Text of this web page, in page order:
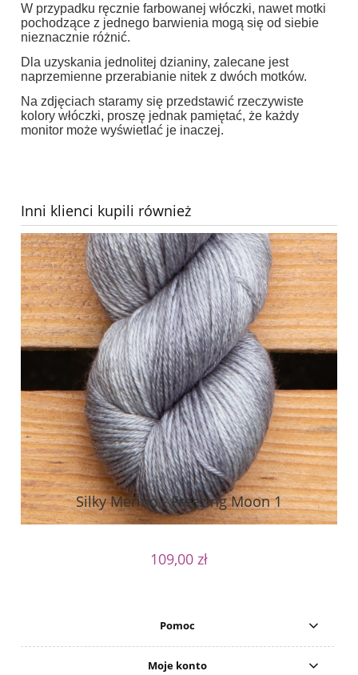
W przypadku ręcznie farbowanej włóczki, nawet motki
pochodzące z jednego barwienia mogą się od siebie
nieznacznie różnić.
Dla uzyskania jednolitej dzianiny, zalecane jest
naprzemienne przerabianie nitek z dwóch motków.
Na zdjęciach staramy się przedstawić rzeczywiste
kolory włóczki, proszę jednak pamiętać, że każdy
monitor może wyświetlać je inaczej.
Inni klienci kupili również
Silky Merino - Freezing Moon 1
109,00 zł
Pomoc
Moje konto